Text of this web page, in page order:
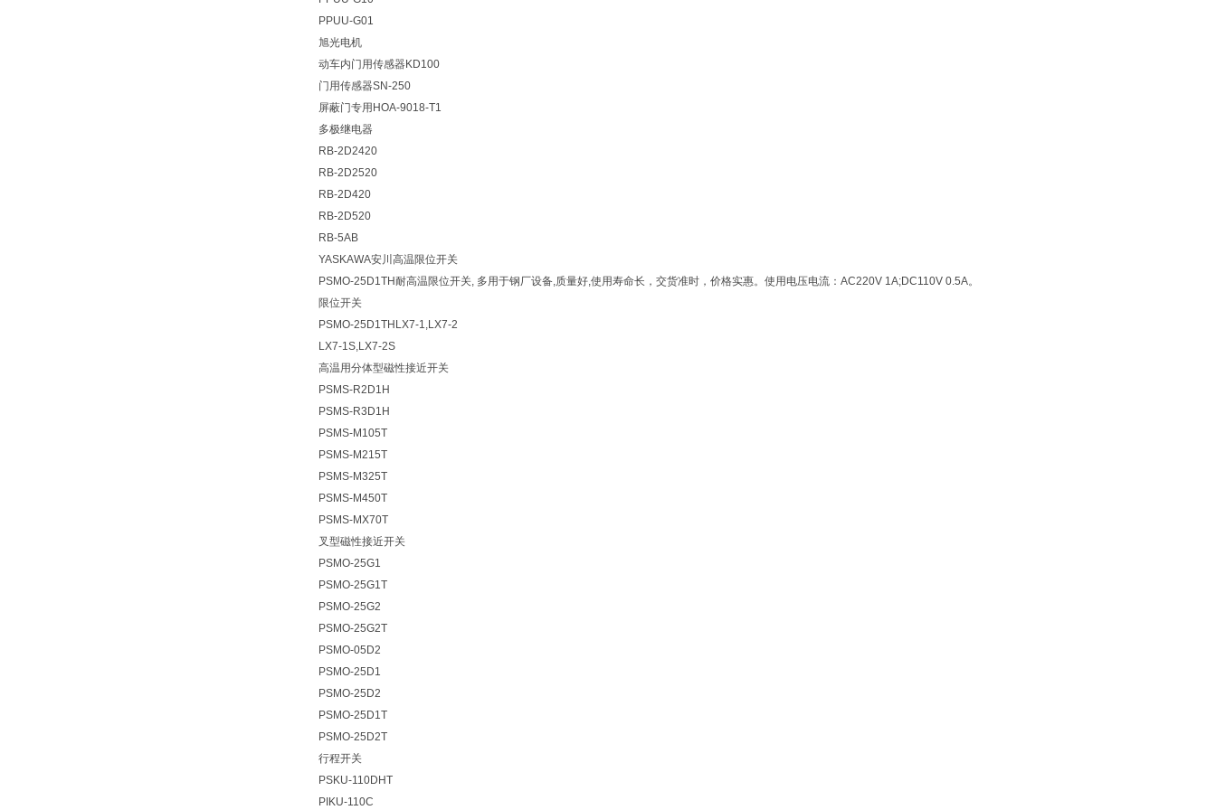
PPUU-G01
旭光电机
动车内门用传感器KD100
门用传感器SN-250
屏蔽门专用HOA-9018-T1
多极继电器
RB-2D2420
RB-2D2520
RB-2D420
RB-2D520
RB-5AB
YASKAWA安川高温限位开关
PSMO-25D1TH耐高温限位开关, 多用于钢厂设备,质量好,使用寿命长，交货准时，价格实惠。使用电压电流：AC220V 1A;DC110V 0.5A。
限位开关
PSMO-25D1THLX7-1,LX7-2
LX7-1S,LX7-2S
高温用分体型磁性接近开关
PSMS-R2D1H
PSMS-R3D1H
PSMS-M105T
PSMS-M215T
PSMS-M325T
PSMS-M450T
PSMS-MX70T
叉型磁性接近开关
PSMO-25G1
PSMO-25G1T
PSMO-25G2
PSMO-25G2T
PSMO-05D2
PSMO-25D1
PSMO-25D2
PSMO-25D1T
PSMO-25D2T
行程开关
PSKU-110DHT
PIKU-110C